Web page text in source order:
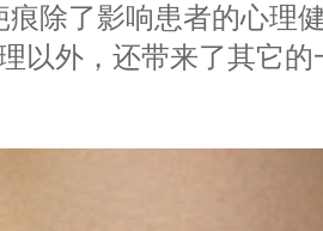
痕除了影响患者的心理
以外，还带来了其它的